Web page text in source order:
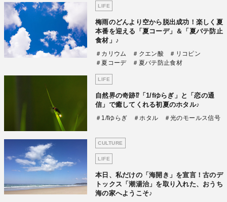
LIFE
梅雨のどんより空から脱出成功！楽しく夏
本番を迎える「夏コーデ」＆「夏バテ防止
食材」♪
＃カリウム ＃クエン酸
＃リコピン
＃夏コーデ
＃夏バテ防止食材
LIFE
自然界の奇跡⁉「1/fゆらぎ」と「恋の通
信」で癒してくれる初夏のホタル♪
＃1/fゆらぎ ＃ホタル ＃光のモールス信号
CULTURE
LIFE
本日、私だけの「海開き」を宣言！古のデ
トックス「潮湯治」を取り入れた、おうち
海の家へようこそ♪